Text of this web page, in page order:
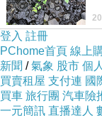
一下子就能
帶出輕鬆俏
皮感~
側邊口袋的
設計，增添
登入 註冊
PChome首頁 線上
新聞 /氣象 股市 個
買賣租屋 支付連 國
買車 旅行團 汽車險
一元簡訊 直播達人